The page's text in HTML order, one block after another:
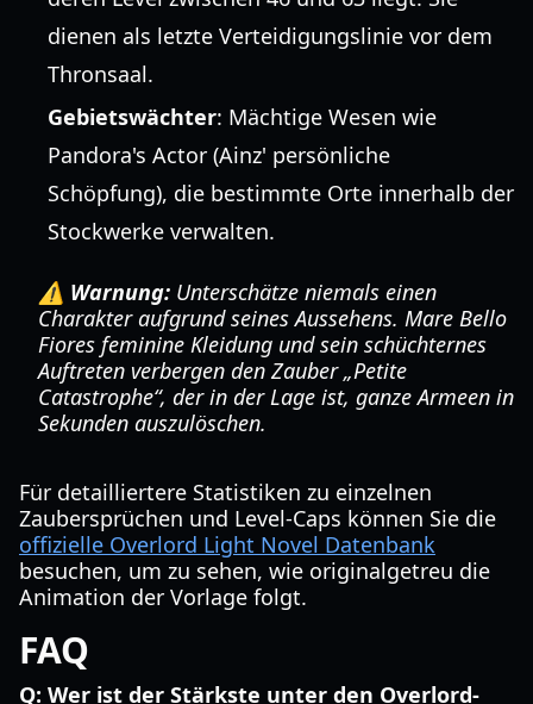
dienen als letzte Verteidigungslinie vor dem
Thronsaal.
Gebietswächter: Mächtige Wesen wie
Pandora's Actor (Ainz' persönliche
Schöpfung), die bestimmte Orte innerhalb der
Stockwerke verwalten.
⚠️ Warnung: Unterschätze niemals einen
Charakter aufgrund seines Aussehens. Mare Bello
Fiores feminine Kleidung und sein schüchternes
Auftreten verbergen den Zauber „Petite
Catastrophe“, der in der Lage ist, ganze Armeen in
Sekunden auszulöschen.
Für detailliertere Statistiken zu einzelnen
Zaubersprüchen und Level-Caps können Sie die
offizielle Overlord Light Novel Datenbank
besuchen, um zu sehen, wie originalgetreu die
Animation der Vorlage folgt.
FAQ
Q: Wer ist der Stärkste unter den Overlord-